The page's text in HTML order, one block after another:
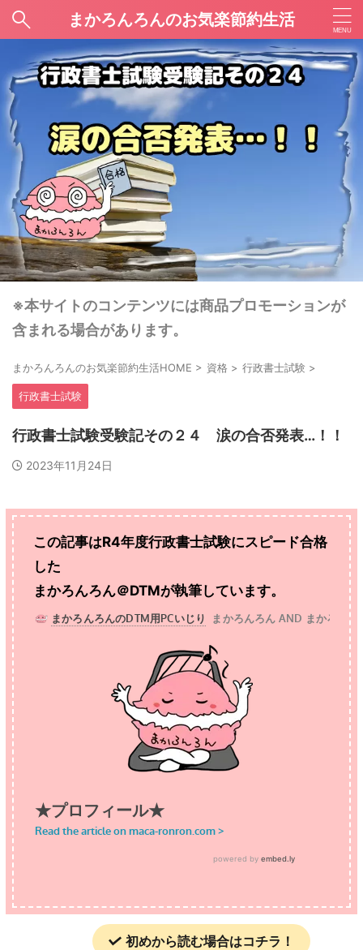
まかろんろんのお気楽節約生活
※本サイトのコンテンツには商品プロモーションが
含まれる場合があります。
まかろんろんのお気楽節約生活HOME > 資格 > 行政書士試験 >
行政書士試験
行政書士試験受験記その２４ 涙の合否発表…！！
2023年11月24日
この記事はR4年度行政書士試験にスピード合格
した
まかろんろん＠DTMが執筆しています。
初めから読む場合はコチラ！